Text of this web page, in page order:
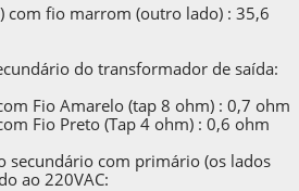
com fio marrom (outro lado) : 35,6
do transformador de saída:
Fio Amarelo (tap 8 ohm) : 0,7 ohm
Fio Preto (Tap 4 ohm) : 0,6 ohm
secundário com primário (os lados
ao 220VAC: